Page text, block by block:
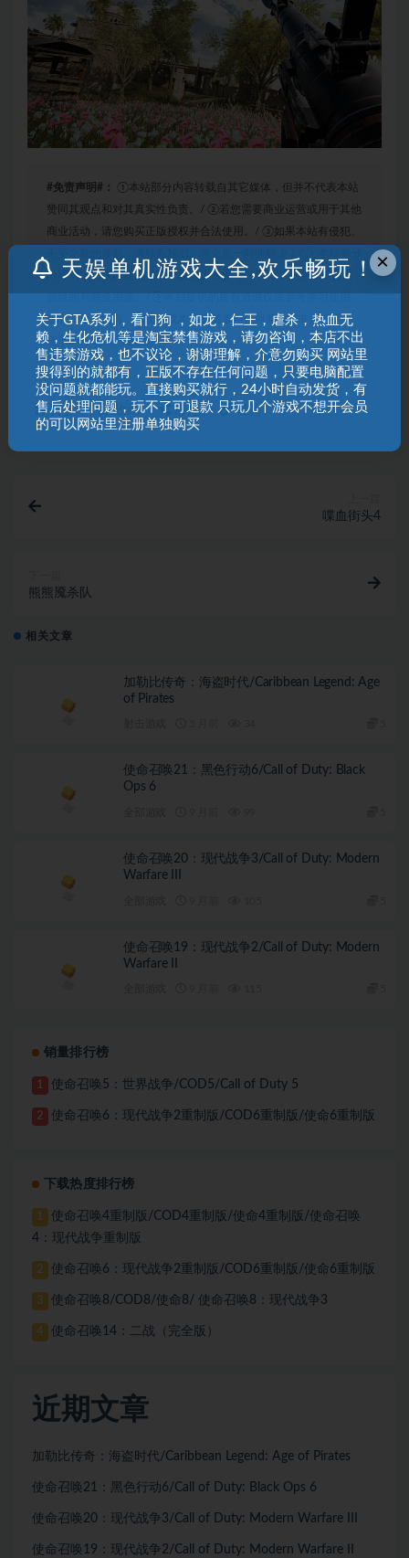
#免责声明#：
①本站部分内容转载自其它媒体，但并不代表本站
赞同其观点和对其真实性负责。/ ②若您需要商业运营或用于其他
商业活动，请您购买正版授权并合法使用。/ ③如果本站有侵犯、
内容均由互联网收集整理，仅供大家参考、学习，不存在任何商
业目的与商业用途。/ ⑤本站提供的所有资源仅供参考学习使用，
版权归原著所有，禁止下载本站资源参与任何商业和非法行为，
请于24小时之内删除!/
打赏 收藏 海报 链接
喋血街头4
熊熊魇杀队
相关文章
加勒比传奇：海盗时代/Caribbean Legend: Age
of Pirates
使命召唤21：黑色行动6/Call of Duty: Black
Ops 6
使命召唤20：现代战争3/Call of Duty: Modern
Warfare III
使命召唤19：现代战争2/Call of Duty: Modern
Warfare II
销量排行榜
1 使命召唤5：世界战争/COD5/Call of Duty 5
2 使命召唤6：现代战争2重制版/COD6重制版/使命6重制版
下载热度排行榜
1
使命召唤4重制版/COD4重制版/使命4重制版/使命召唤
4：现代战争重制版
2 使命召唤6：现代战争2重制版/COD6重制版/使命6重制版
3 使命召唤8/COD8/使命8/ 使命召唤8：现代战争3
4 使命召唤14：二战（完全版）
近期文章
加勒比传奇：海盗时代/Caribbean Legend: Age of Pirates
使命召唤21：黑色行动6/Call of Duty: Black Ops 6
使命召唤20：现代战争3/Call of Duty: Modern Warfare III
使命召唤19：现代战争2/Call of Duty: Modern Warfare II
×
天娱单机游戏大全,欢乐畅玩！
关于GTA系列，看门狗 ，如龙，仁王，虐杀，热血无
赖，生化危机等是淘宝禁售游戏，请勿咨询，本店不出
售违禁游戏，也不议论，谢谢理解，介意勿购买 网站里
搜得到的就都有，正版不存在任何问题，只要电脑配置
没问题就都能玩。直接购买就行，24小时自动发货，有
售后处理问题，玩不了可退款 只玩几个游戏不想开会员
的可以网站里注册单独购买